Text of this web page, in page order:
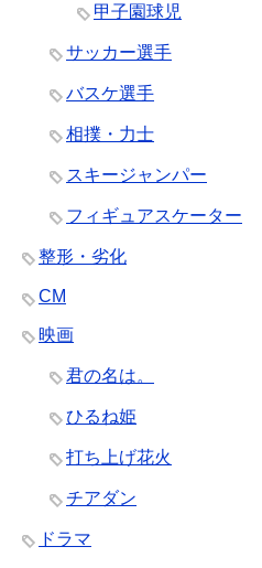
甲子園球児
サッカー選手
バスケ選手
相撲・力士
スキージャンパー
フィギュアスケーター
整形・劣化
CM
映画
君の名は。
ひるね姫
打ち上げ花火
チアダン
ドラマ